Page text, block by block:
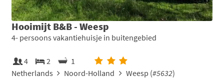
Hooimijt B&B - Weesp
4- persoons vakantiehuisje in buitengebied
4 2
1
Netherlands
Noord-Holland Weesp (#5632)